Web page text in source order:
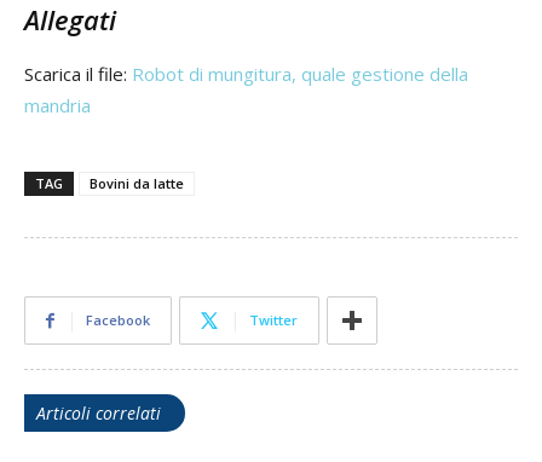
Allegati
Scarica il file: Robot di mungitura, quale gestione della
mandria
TAG Bovini da latte
Facebook Twitter
Articoli correlati